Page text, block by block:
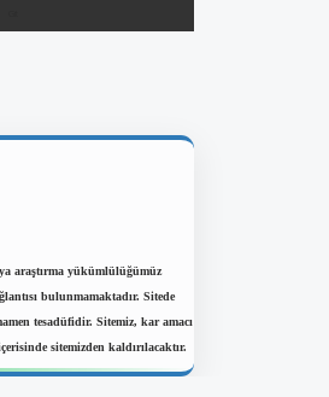
araştırma yükümlülüğümüz
bulunmamaktadır. Sitede
tesadüfidir. Sitemiz, kar amacı
sitemizden kaldırılacaktır.